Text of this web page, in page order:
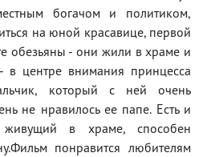
богачом и политиком,
на юной красавице, первой
обезьяны - они жили в храме и
центре внимания принцесса
который с ней очень
не нравилось ее папе. Есть и
в храме, способен
понравится любителям